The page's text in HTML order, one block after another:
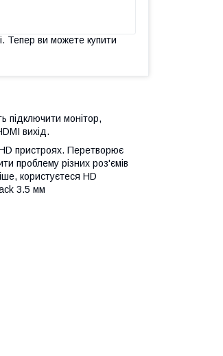
Тепер ви можете купити
підключити монітор,
вихід.
пристроях. Перетворює
проблему різних роз'ємів
користуєтеся HD
3.5 мм